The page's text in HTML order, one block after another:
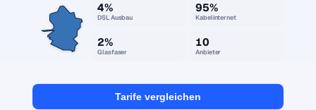
4%
DSL Ausbau
95%
Kabelinternet
2%
Glasfaser
10
Anbieter
Tarife vergleichen